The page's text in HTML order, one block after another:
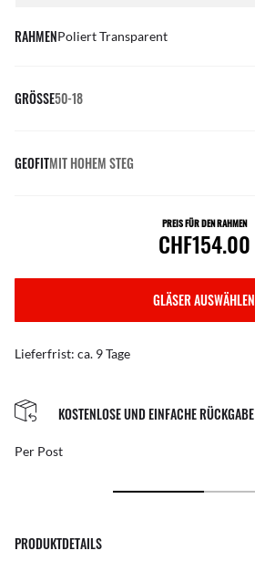
RAHMENPoliert Transparent
GRÖSSE50-18
GEOFITMIT HOHEM STEG
PREIS FÜR DEN RAHMEN
CHF154.00
GLÄSER AUSWÄHLEN
Lieferfrist: ca. 9 Tage
KOSTENLOSE UND EINFACHE RÜCKGABE
Per Post
PRODUKTDETAILS